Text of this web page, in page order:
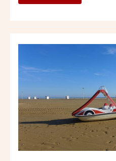
NOVEMBER